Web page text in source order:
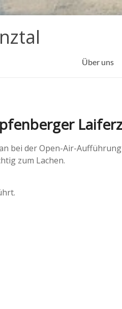
Über uns
bei der Open-Air-
zum Lachen.